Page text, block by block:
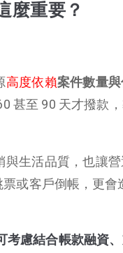
麼重要？
高度依賴案件數量
甚至 90 天才撥款
生活品質，也讓
或客戶倒帳，更會
考慮結合帳款融資